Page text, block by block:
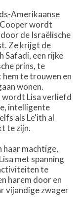
Amerikaanse
wordt
de Israëlische
Ze krijgt de
Safadi, een rijke
prins, te
te trouwen en
wonen.
wordt Lisa verliefd
intelligente
als Le'ith al
te zijn.
haar machtige,
met spanning
te
harem door en
vijandige zwager